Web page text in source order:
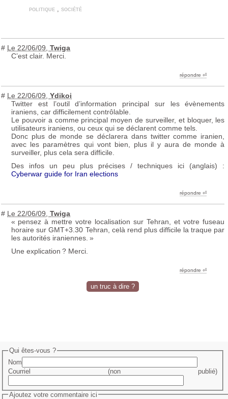
politique ,société
# Le 22/06/09 ,Twiga
C’est clair. Merci.
répondre ︎⏎
# Le 22/06/09 ,Ydikoi
Twitter est l’outil d’information principal sur les évènements
iraniens, car difficilement contrôlable.
Le pouvoir a comme principal moyen de surveiller, et bloquer, les
utilisateurs iraniens, ou ceux qui se déclarent comme tels.
Donc plus de monde se déclarera dans twitter comme iranien,
avec les paramètres qui vont bien, plus il y aura de monde à
surveiller, plus cela sera difficile.
Des infos un peu plus précises / techniques ici (anglais) :
Cyberwar guide for Iran elections
répondre ︎⏎
# Le 22/06/09 ,Twiga
« pensez à mettre votre localisation sur Tehran, et votre fuseau
horaire surGMT+3.30 Tehran, celà rend plus difficile la traque par
les autorités iraniennes. »
Une explication ? Merci.
répondre ︎⏎
un truc à dire ?
Qui êtes-vous ?
Nom
Courriel (non publié)
Ajoutez votre commentaire ici